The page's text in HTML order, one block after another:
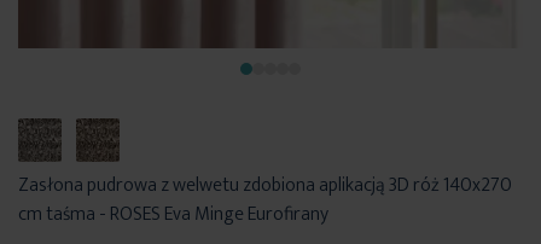
Zasłona pudrowa z welwetu zdobiona aplikacją 3D róż 140x270
cm taśma - ROSES Eva Minge Eurofirany